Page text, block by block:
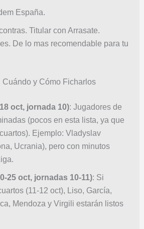
España.
Titular con Arrasate.
De lo mas recomendable para tu
Cuándo y Cómo Ficharlos
oct, jornada 10): Jugadores de
(pocos en esta lista, ya que
Ejemplo: Vladyslav
Ucrania), pero con minutos
25 oct, jornadas 10-11): Si
(11-12 oct), Liso, García,
Mendoza y Virgili estarán listos